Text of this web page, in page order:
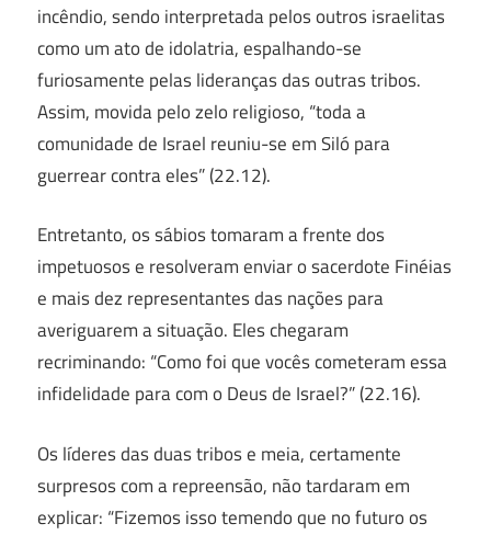
incêndio, sendo interpretada pelos outros israelitas
como um ato de idolatria, espalhando-se
furiosamente pelas lideranças das outras tribos.
Assim, movida pelo zelo religioso, “toda a
comunidade de Israel reuniu-se em Siló para
guerrear contra eles” (22.12).
Entretanto, os sábios tomaram a frente dos
impetuosos e resolveram enviar o sacerdote Finéias
e mais dez representantes das nações para
averiguarem a situação. Eles chegaram
recriminando: “Como foi que vocês cometeram essa
infidelidade para com o Deus de Israel?” (22.16).
Os líderes das duas tribos e meia, certamente
surpresos com a repreensão, não tardaram em
explicar: “Fizemos isso temendo que no futuro os